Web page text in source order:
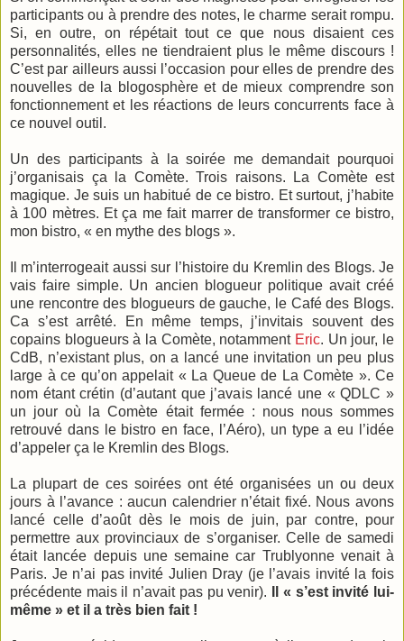
participants ou à prendre des notes, le charme serait rompu.
Si, en outre, on répétait tout ce que nous disaient ces
personnalités, elles ne tiendraient plus le même discours !
C’est par ailleurs aussi l’occasion pour elles de prendre des
nouvelles de la blogosphère et de mieux comprendre son
fonctionnement et les réactions de leurs concurrents face à
ce nouvel outil.
Un des participants à la soirée me demandait pourquoi
j’organisais ça la Comète. Trois raisons. La Comète est
magique. Je suis un habitué de ce bistro. Et surtout, j’habite
à 100 mètres. Et ça me fait marrer de transformer ce bistro,
mon bistro, « en mythe des blogs ».
Il m’interrogeait aussi sur l’histoire du Kremlin des Blogs. Je
vais faire simple. Un ancien blogueur politique avait créé
une rencontre des blogueurs de gauche, le Café des Blogs.
Ca s’est arrêté. En même temps, j’invitais souvent des
copains blogueurs à la Comète, notamment Eric. Un jour, le
CdB, n’existant plus, on a lancé une invitation un peu plus
large à ce qu’on appelait « La Queue de La Comète ». Ce
nom étant crétin (d’autant que j’avais lancé une « QDLC »
un jour où la Comète était fermée : nous nous sommes
retrouvé dans le bistro en face, l’Aéro), un type a eu l’idée
d’appeler ça le Kremlin des Blogs.
La plupart de ces soirées ont été organisées un ou deux
jours à l’avance : aucun calendrier n’était fixé. Nous avons
lancé celle d’août dès le mois de juin, par contre, pour
permettre aux provinciaux de s’organiser. Celle de samedi
était lancée depuis une semaine car Trublyonne venait à
Paris. Je n’ai pas invité Julien Dray (je l’avais invité la fois
précédente mais il n’avait pas pu venir).
Il « s’est invité lui-
même » et il a très bien fait !